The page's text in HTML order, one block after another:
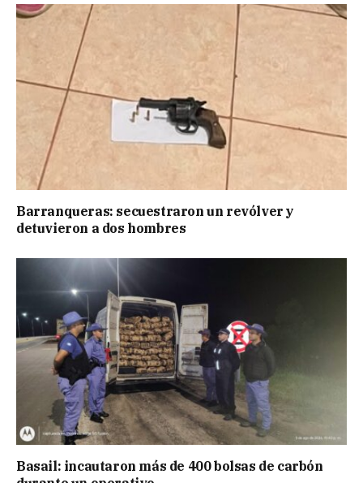
Barranqueras: secuestraron un revólver y
detuvieron a dos hombres
Basail: incautaron más de 400 bolsas de carbón